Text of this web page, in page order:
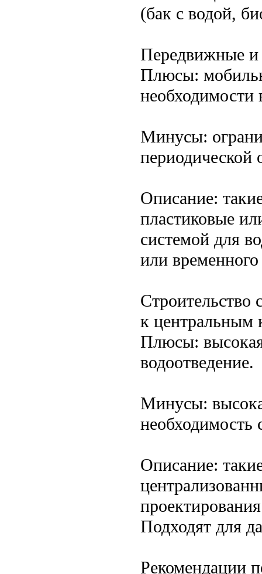
(бак с водой,
Передвижные и
Плюсы:
Минусы:
периодической
Описание:
пластиковые
системой для
или
к центральным
Плюсы:
водоотведение.
Минусы:
необходимость
Описание:
Подходят для
Рекомендации